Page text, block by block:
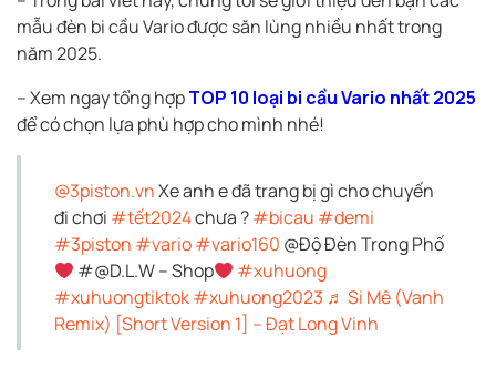
mẫu đèn bi cầu Vario được săn lùng nhiều nhất trong
năm 2025.
– Xem ngay tổng hợpTOP 10 loại bi cầu Vario nhất 2025
để có chọn lựa phù hợp cho mình nhé!
@3piston.vnXe anh e đã trang bị gì cho chuyến
đi chơi #tết2024chưa ?#bicau #demi
#3piston #vario#vario160 @Độ Đèn Trong Phố
#@D.L.W – Shop
#xuhuong
#xuhuongtiktok#xuhuong2023 ♬ Si Mê (Vanh
Remix) [Short Version 1] – Đạt Long Vinh